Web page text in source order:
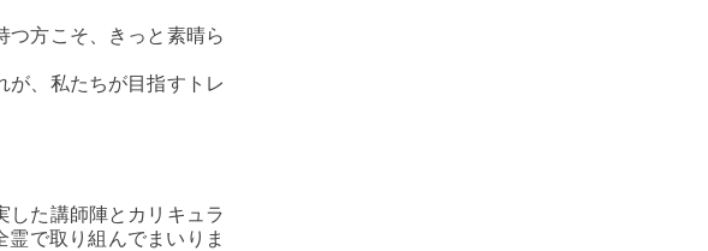
つ方こそ、きっと素晴ら
が、私たちが目指すトレ
した講師陣とカリキュラ
で取り組んでまいりま